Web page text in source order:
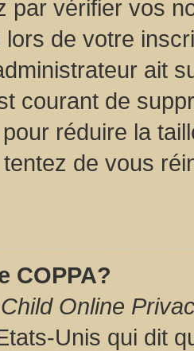
par vérifier vos
lors de votre
ait
courant de
réduire la
de vous
COPPA?
Child Online
Unis qui dit